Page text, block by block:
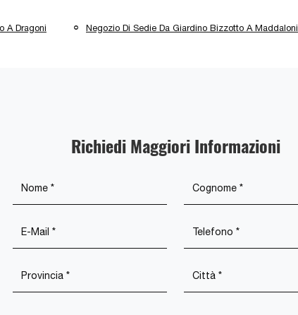
A Dragoni Negozio Di Sedie Da Giardino Bizzotto A Maddaloni
Richiedi Maggiori Informazioni